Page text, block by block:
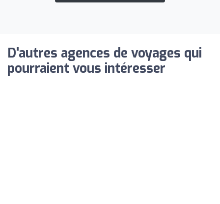
D'autres agences de voyages qui
pourraient vous intéresser